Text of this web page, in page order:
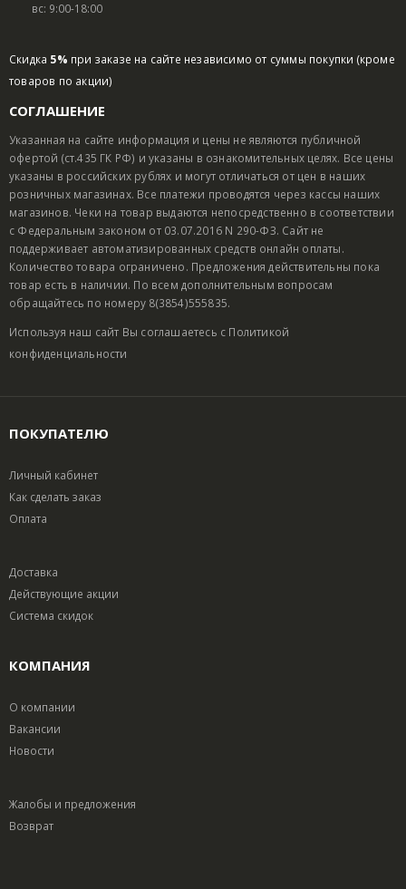
вс: 9:00-18:00
Скидка 5% при заказе на сайте независимо от суммы покупки (кроме
товаров по акции)
СОГЛАШЕНИЕ
Указанная на сайте информация и цены не являются публичной
офертой (ст.435 ГК РФ) и указаны в ознакомительных целях. Все цены
указаны в российских рублях и могут отличаться от цен в наших
розничных магазинах. Все платежи проводятся через кассы наших
магазинов. Чеки на товар выдаются непосредственно в соответствии
с Федеральным законом от 03.07.2016 N 290-ФЗ. Сайт не
поддерживает автоматизированных средств онлайн оплаты.
Количество товара ограничено. Предложения действительны пока
товар есть в наличии. По всем дополнительным вопросам
обращайтесь по номеру 8(3854)555835.
Используя наш сайт Вы соглашаетесь с Политикой
конфиденциальности
ПОКУПАТЕЛЮ
Личный кабинет
Как сделать заказ
Оплата
Доставка
Действующие акции
Система скидок
КОМПАНИЯ
О компании
Вакансии
Новости
Жалобы и предложения
Возврат